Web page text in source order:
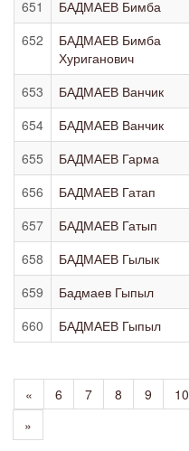
651
БАДМАЕВ Бимба
652
БАДМАЕВ Бимба
Хуриганович
653 БАДМАЕВ Ванчик
654
БАДМАЕВ Ванчик
655
БАДМАЕВ Гарма
656
БАДМАЕВ Гатап
657
БАДМАЕВ Гатып
658
БАДМАЕВ Гылык
659
Бадмаев Гыпыл
660
БАДМАЕВ Гыпыл
« 6 7 8 9 10
»